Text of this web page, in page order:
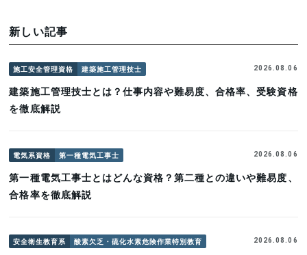
新しい記事
施工安全管理資格 建築施工管理技士 2026.08.06
建築施工管理技士とは？仕事内容や難易度、合格率、受験資格
を徹底解説
電気系資格 第一種電気工事士 2026.08.06
第一種電気工事士とはどんな資格？第二種との違いや難易度、
合格率を徹底解説
安全衛生教育系 酸素欠乏・硫化水素危険作業特別教育 2026.08.06